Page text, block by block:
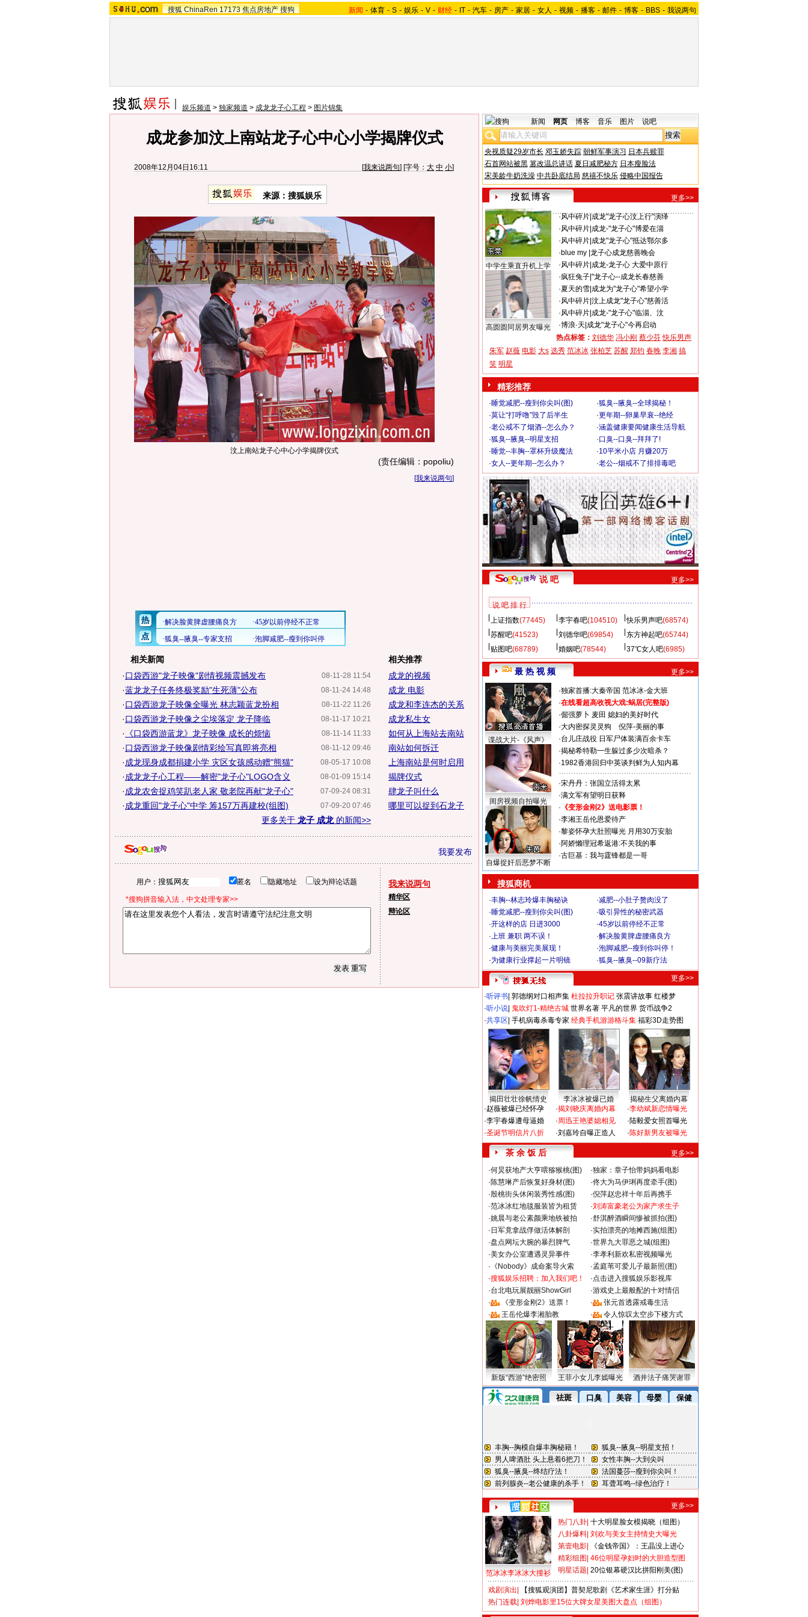
搜狐 ChinaRen 17173 焦点房地产 搜狗 新闻 - 体育 - S - 娱乐 - V - 财经 - IT - 汽车 - 房产 - 家居 - 女人 - 视频 - 播客 - 邮件 - 博客 - BBS - 我说两句
娱乐频道 > 独家频道 > 成龙龙子心工程 > 图片锦集
成龙参加汶上南站龙子心中心小学揭牌仪式
2008年12月04日16:11 [我来说两句] [字号： 大 中 小]
来源：搜狐娱乐
汶上南站龙子心中心小学揭牌仪式
(责任编辑：popoliu)
[我来说两句]
相关新闻
08-11-28 11:54
·口袋西游"龙子映像"剧情视频震撼发布
08-11-24 14:48
·蓝龙龙子任务终极奖励"生死薄"公布
08-11-22 11:26
·口袋西游龙子映像全曝光 林志颖蓝龙扮相
08-11-17 10:21
·口袋西游龙子映像之尘埃落定 龙子降临
08-11-14 11:33
· 《口袋西游蓝龙》龙子映像 成长的烦恼
08-11-12 09:46
·口袋西游龙子映像剧情彩绘写真即将亮相
08-05-17 10:08
·成龙现身成都捐建小学 灾区女孩感动赠"熊猫"
08-01-09 15:14
·成龙龙子心工程——解密"龙子心"LOGO含义
07-09-24 08:31
·成龙农舍捉鸡笑趴老人家 敬老院再献"龙子心"
07-09-20 07:46
·成龙重回"龙子心"中学 筹157万再建校(组图)
更多关于 龙子 成龙 的新闻>>
相关推荐
成龙的视频
成龙 电影
成龙和李连杰的关系
成龙私生女
如何从上海站去南站
南站如何拆迁
上海南站是何时启用
揭牌仪式
肆龙子叫什么
哪里可以捉到石龙子
我要发布
用户： 匿名 隐藏地址 设为辩论话题
*搜狗拼音输入法，中文处理专家>>
我来说两句
精华区
辩论区
新闻 网页 博客 音乐 图片 说吧
央视质疑29岁市长 邓玉娇失踪 朝鲜军事演习 日本兵赎罪
石首网站被黑 篡改温总讲话 夏日减肥秘方 日本瘦脸法
宋美龄牛奶洗澡 中共卧底结局 慈禧不快乐 侵略中国报告
更多>>
中学生乘直升机上学
高圆圆同居男友曝光
·风中碎片| 成龙"龙子心汶上行"演绎
·风中碎片| 成龙-"龙子心"博爱在淄
·风中碎片| 成龙"龙子心"抵达鄂尔多
·blue my 龙子心成龙慈善晚会
·风中碎片| 成龙-龙子心 大爱中原行
·疯狂兔子| "龙子心--成龙长春慈善
·夏天的雪| 成龙为"龙子心"希望小学
·风中碎片| 汶上成龙"龙子心"慈善活
·风中碎片| 成龙-"龙子心"临淄、汶
·博浪·天 成龙"龙子心"今再启动
热点标签： 刘德华 冯小刚 蔡少芬 快乐男声
朱军 赵薇 电影 大s 选秀 范冰冰 张柏芝 苏醒 郑钧 春晚 李湘 搞
笑 明星
精彩推荐
·睡觉减肥--瘦到你尖叫(图) ·狐臭--腋臭--全球揭秘！
·莫让“打呼噜”毁了后半生 ·更年期--卵巢早衰--绝经
·老公戒不了烟酒--怎么办？ ·涵盖健康要闻健康生活导航
·狐臭--腋臭--明星支招 ·口臭--口臭--拜拜了!
·睡觉--丰胸--罩杯升级魔法 ·10平米小店 月赚20万
·女人--更年期--怎么办？ ·老公--烟戒不了排排毒吧
说 吧 更多>>
说 吧 排 行
上证指数(77445) 李宇春吧(104510) 快乐男声吧(68574)
苏醒吧(41523) 刘德华吧(69854) 东方神起吧(65744)
贴图吧(68789) 婚姻吧(78544) 37℃女人吧(6985)
最 热 视 频 更多>>
谍战大片-《风声》
闺房视频自拍曝光
自爆捉奸后恶梦不断
·独家首播:大秦帝国 范冰冰-金大班
·在线看超高收视大戏:蜗居(完整版)
·倔强萝卜 麦田 媳妇的美好时代
·大内密探灵灵狗
倪萍-美丽的事
·台儿庄战役 日军尸体装满百余卡车
·揭秘希特勒一生躲过多少次暗杀？
·1982香港回归中英谈判鲜为人知内幕
·宋丹丹：张国立活得太累
·满文军有望明日获释
· 《变形金刚2》送电影票！
·李湘王岳伦恩爱待产
·黎姿怀孕大肚照曝光 月用30万安胎
·阿娇懒理冠希返港:不关我的事
·古巨基：我与霆锋都是一哥
搜狐商机
·丰胸--林志玲爆丰胸秘诀 ·减肥--小肚子赘肉没了
·睡觉减肥--瘦到你尖叫(图) ·吸引异性的秘密武器
·开这样的店 日进3000 ·45岁以前停经不正常
·上班 兼职 两不误！ ·解决脸黄脾虚腰痛良方
·健康与美丽完美展现！ ·泡脚减肥--瘦到你叫停！
·为健康行业撑起一片明镜 ·狐臭--腋臭--09新疗法
更多>>
·听评书 郭德纲对口相声集 杜拉拉升职记 张震讲故事 红楼梦
·听小说 鬼吹灯1-精绝古城 世界名著 平凡的世界 货币战争2
·共享区 手机病毒杀毒专家 经典手机游游格斗集 福彩3D走势图
揭田壮壮徐帆情史 李冰冰被爆已婚
揭秘生父离婚内幕
·赵薇被爆已经怀孕
·李宇春爆遭母逼婚
·圣诞节明信片八折
·揭刘晓庆离婚内幕
·周迅王艳婆媳相见
·刘嘉玲自曝正造人
·李幼斌新恋情曝光
·陆毅爱女照首曝光
·陈好新男友被曝光
茶 余 饭 后
更多>>
·何炅获地产大亨喂猕猴桃(图) ·独家：章子怡带妈妈看电影
·陈慧琳产后恢复好身材(图) ·佟大为马伊琍再度牵手(图)
·殷桃街头休闲装秀性感(图) ·倪萍赵忠祥十年后再携手
·范冰冰红地毯服装皆为租赁 ·刘涛富豪老公为家产求生子
·姚晨与老公素颜乘地铁被拍 ·舒淇醉酒瞬间惨被抓拍(图)
· 日军竟拿战俘做活体解剖 ·实拍漂亮的地摊西施(组图)
·盘点网坛大腕的暴烈脾气 ·世界九大罪恶之城(组图)
·美女办公室遭遇灵异事件 ·李孝利新欢私密视频曝光
· 《Nobody》成命案导火索 ·孟庭苇可爱儿子最新照(图)
·搜狐娱乐招聘：加入我们吧！ ·点击进入搜狐娱乐影视库
·台北电玩展靓丽ShowGirl ·游戏史上最般配的十对情侣
·
《变形金刚2》送票！ ·
张元首透露戒毒生活
·
王岳伦爆李湘胎教 · 令人惊叹太空步下楼方式
新版“西游”绝密照 王菲小女儿李嫣曝光 酒井法子痛哭谢罪
更多>>
范冰冰李冰冰大撞衫
热门八卦 十大明星脸女模揭晓（组图）
八卦爆料 刘欢与美女主持情史大曝光
第壹电影
《金钱帝国》：王晶没上进心
精彩组图 46位明星孕妇时的大胆造型图
明星话题 20位银幕硬汉比拼阳刚美(图)
戏剧演出
【搜狐观演团】普契尼歌剧《艺术家生涯》打分贴
热门连载 刘烨电影里15位大牌女星美图大盘点（组图）